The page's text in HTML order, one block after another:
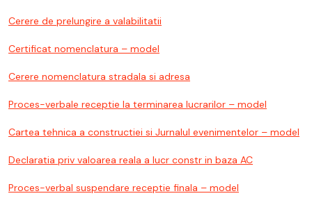
Cerere de prelungire a valabilitatii
Certificat nomenclatura – model
Cerere nomenclatura stradala si adresa
Proces-verbale receptie la terminarea lucrarilor – model
Cartea tehnica a constructiei si Jurnalul evenimentelor – model
Declaratia priv valoarea reala a lucr constr in baza AC
Proces-verbal suspendare receptie finala – model